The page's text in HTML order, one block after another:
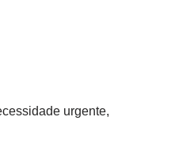
urgente,